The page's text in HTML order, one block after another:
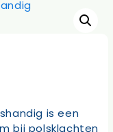
is een
bij polsklachten